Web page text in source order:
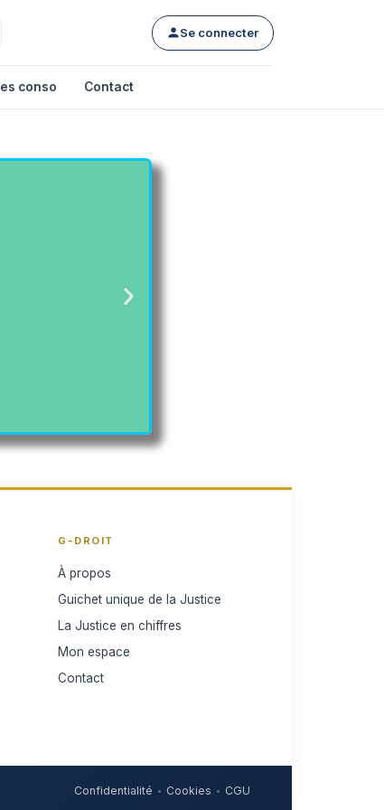
Se connecter
conso Contact
pourG-DROIT
À propos
Guichet unique de la Justice
La Justice en chiffres
Mon espace
Contact
Confidentialité Cookies CGU